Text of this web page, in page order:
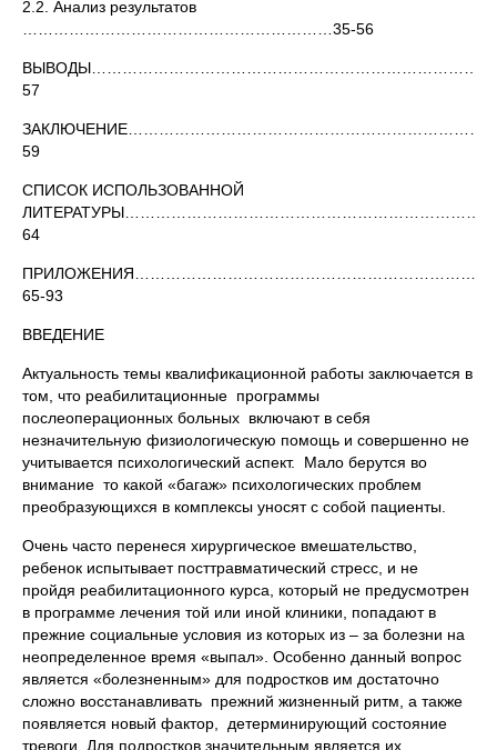
2.2. Анализ результатов
……………………………………………………35-56
ВЫВОДЫ……………………………………………………………………
57
59
СПИСОК ИСПОЛЬЗОВАННОЙ
64
65-93
ВВЕДЕНИЕ
Актуальность темы квалификационной работы заключается в
том, что реабилитационные программы
послеоперационных больных включают в себя
незначительную физиологическую помощь и совершенно не
учитывается психологический аспект. Мало берутся во
внимание то какой «багаж» психологических проблем
преобразующихся в комплексы уносят с собой пациенты.
Очень часто перенеся хирургическое вмешательство,
ребенок испытывает посттравматический стресс, и не
пройдя реабилитационного курса, который не предусмотрен
в программе лечения той или иной клиники, попадают в
прежние социальные условия из которых из – за болезни на
неопределенное время «выпал». Особенно данный вопрос
является «болезненным» для подростков им достаточно
сложно восстанавливать прежний жизненный ритм, а также
появляется новый фактор, детерминирующий состояние
тревоги. Для подростков значительным является их